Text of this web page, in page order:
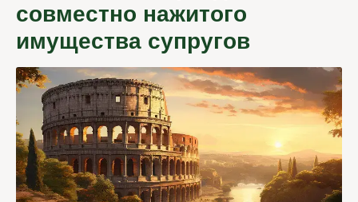
совместно нажитого
имущества супругов